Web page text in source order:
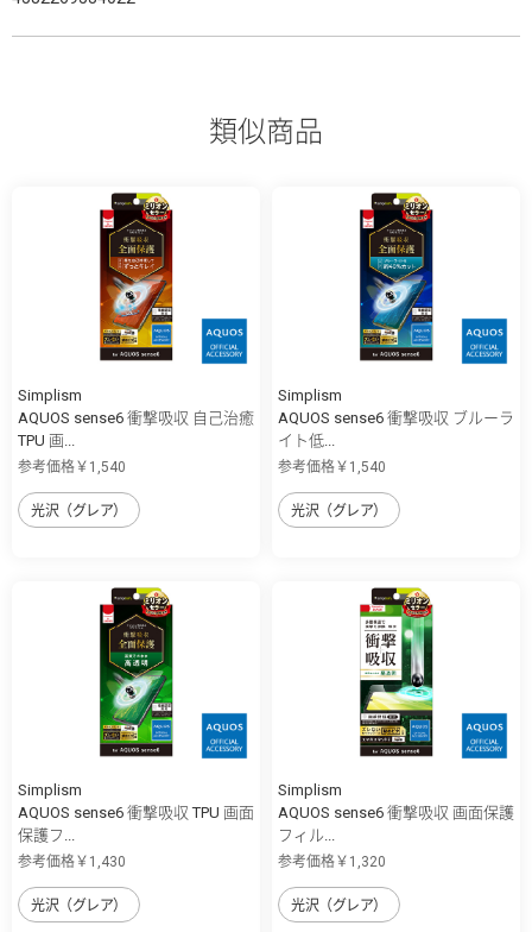
類似商品
Simplism
AQUOS sense6 衝撃吸収 自己治癒
TPU 画...
参考価格￥1,540
光沢（グレア）
Simplism
AQUOS sense6 衝撃吸収 ブルーラ
イト低...
参考価格￥1,540
光沢（グレア）
Simplism
AQUOS sense6 衝撃吸収 TPU 画面
保護フ...
参考価格￥1,430
光沢（グレア）
Simplism
AQUOS sense6 衝撃吸収 画面保護
フィル...
参考価格￥1,320
光沢（グレア）